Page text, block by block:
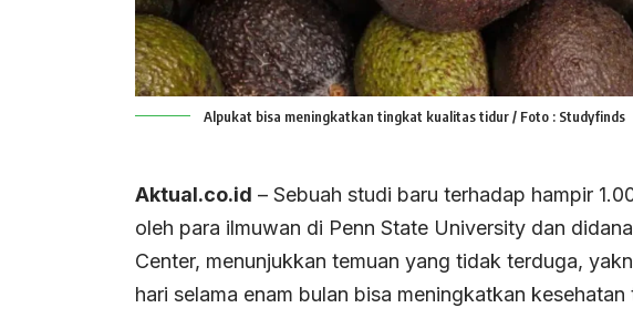
Alpukat bisa meningkatkan tingkat kualitas tidur / Foto : Studyfinds
Aktual.co.id – Sebuah studi baru terhadap hampir
oleh para ilmuwan di Penn State University dan
Center, menunjukkan temuan yang tidak terduga,
hari selama enam bulan bisa meningkatkan kesehatan